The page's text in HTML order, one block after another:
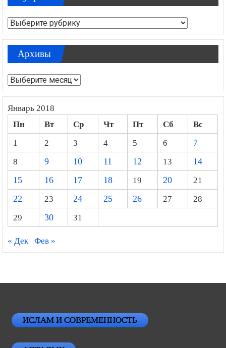
Рубрики
Архивы
Архивы
Январь 2018
Пн Вт Ср Чт Пт Сб
Вс
1
2 3 4 5 6
7
8
9 10 11 12 13
14
15
16 17 18 19 20
21
22
23 24 25 26 27
28
29
30 31
« Дек Фев »
ИСЛАМ И СОВРЕМЕННОСТЬ